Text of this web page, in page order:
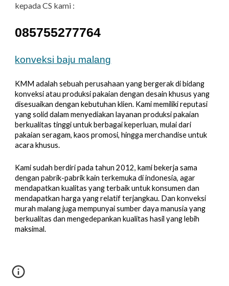
kepada CS kami :
085755277764
konveksi baju malang
KMM adalah sebuah perusahaan yang bergerak di bidang
konveksi atau produksi pakaian dengan desain khusus yang
disesuaikan dengan kebutuhan klien. Kami memiliki reputasi
yang solid dalam menyediakan layanan produksi pakaian
berkualitas tinggi untuk berbagai keperluan, mulai dari
pakaian seragam, kaos promosi, hingga merchandise untuk
acara khusus.
Kami sudah berdiri pada tahun 2012, kami bekerja sama
dengan pabrik-pabrik kain terkemuka di indonesia, agar
mendapatkan kualitas yang terbaik untuk konsumen dan
mendapatkan harga yang relatif terjangkau. Dan konveksi
murah malang juga mempunyai sumber daya manusia yang
berkualitas dan mengedepankan kualitas hasil yang lebih
maksimal.